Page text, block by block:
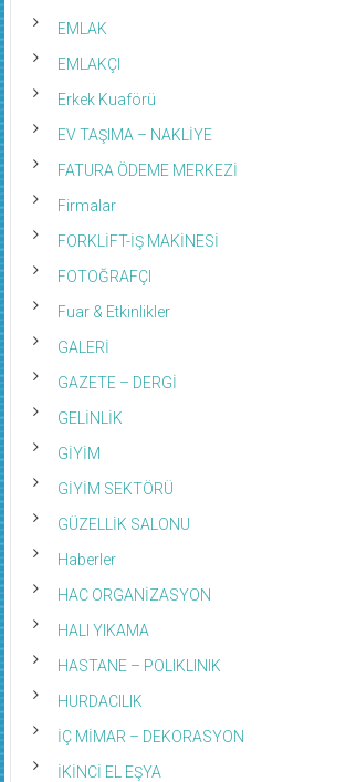
EMLAK
EMLAKÇI
Erkek Kuaförü
EV TAŞIMA – NAKLİYE
FATURA ÖDEME MERKEZİ
Firmalar
FORKLİFT-İŞ MAKİNESİ
FOTOĞRAFÇI
Fuar & Etkinlikler
GALERİ
GAZETE – DERGİ
GELİNLİK
GİYİM
GİYİM SEKTÖRÜ
GÜZELLİK SALONU
Haberler
HAC ORGANİZASYON
HALI YIKAMA
HASTANE – POLIKLINIK
HURDACILIK
İÇ MİMAR – DEKORASYON
İKİNCİ EL EŞYA